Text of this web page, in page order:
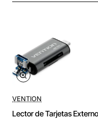
VENTION
Lector de Tarjetas